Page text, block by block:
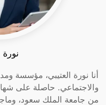
نورة
أنا نورة العتيبي، مؤسسة
والاجتماعي. حاصلة على
من جامعة الملك سعود،